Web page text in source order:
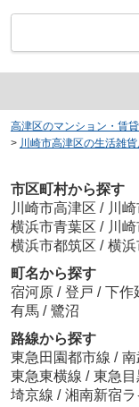
高津区のマンション・賃
> 川崎市高津区の生活雑
市区町村から探す
川崎市高津区 / 川
横浜市青葉区 / 川
横浜市都筑区 / 横浜
町名から探す
宿河原 / 登戸 / 下作
有馬 / 鷺沼
路線から探す
東急田園都市線 / 南
東急東横線 / 東急目
埼京線 / 湘南新宿